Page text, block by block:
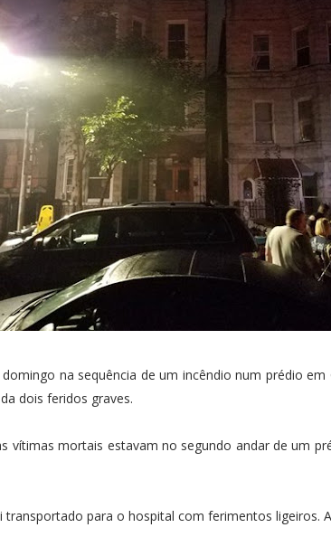
na sequência de um incêndio num prédio em
dois feridos graves.
vítimas mortais estavam no segundo andar de um
para o hospital com ferimentos ligeiros.